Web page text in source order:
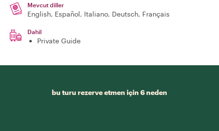
Mevcut diller
English, Español, Italiano, Deutsch, Français
Dahil
Private Guide
bu turu rezerve etmen için 6 neden